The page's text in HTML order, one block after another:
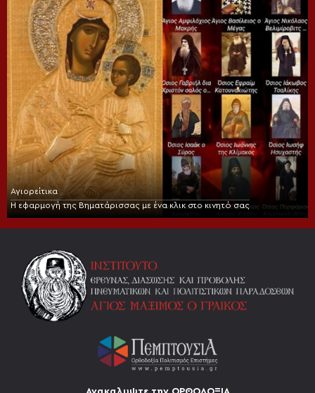
Αγιορείτικα
Η εφαρμογή της Βηματάρισσας με ένα κλικ στο κινητό σας